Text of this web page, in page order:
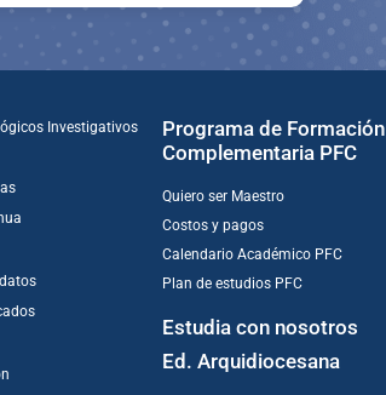
Investigativos
Programa de Formación
Complementaria PFC
Quiero ser Maestro
Costos y pagos
Calendario Académico PFC
Plan de estudios PFC
Estudia con nosotros
Ed. Arquidiocesana